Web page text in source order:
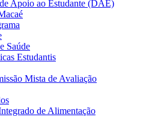
Apoio ao Estudante (DAE)
Saúde
Estudantis
Mista de Avaliação
de Alimentação